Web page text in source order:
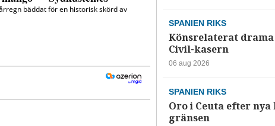
SPANIEN RIKS
Könsrelaterat
Civil-kasern
06 aug 2026
SPANIEN RIKS
Oro i Ceuta efter
gränsen